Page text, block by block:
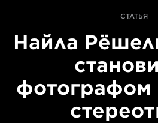
СТАТЬЯ
Найла
фотографом